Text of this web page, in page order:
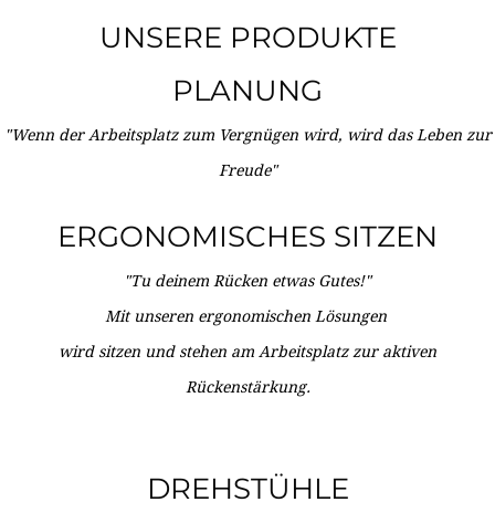
UNSERE PRODUKTE
PLANUNG
"Wenn der Arbeitsplatz zum Vergnügen wird, wird das Leben zur
Freude"
ERGONOMISCHES SITZEN
"Tu deinem Rücken etwas Gutes!"
Mit unseren ergonomischen Lösungen
wird sitzen und stehen am Arbeitsplatz zur aktiven
Rückenstärkung.
DREHSTÜHLE